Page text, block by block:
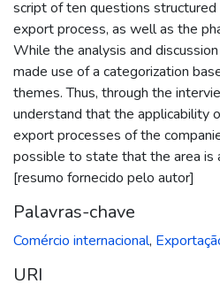
script of ten questions
export process, as well as the
While the analysis and
made use of a categorization
themes. Thus, through the
understand that the applicability
export processes of the
possible to state that the area is
[resumo fornecido pelo autor]
Palavras-chave
Comércio internacional,
URI